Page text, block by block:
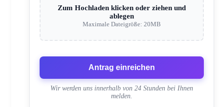
Zum Hochladen klicken oder ziehen und
ablegen
Maximale Dateigröße: 20MB
Antrag einreichen
Wir werden uns innerhalb von 24 Stunden bei Ihnen
melden.